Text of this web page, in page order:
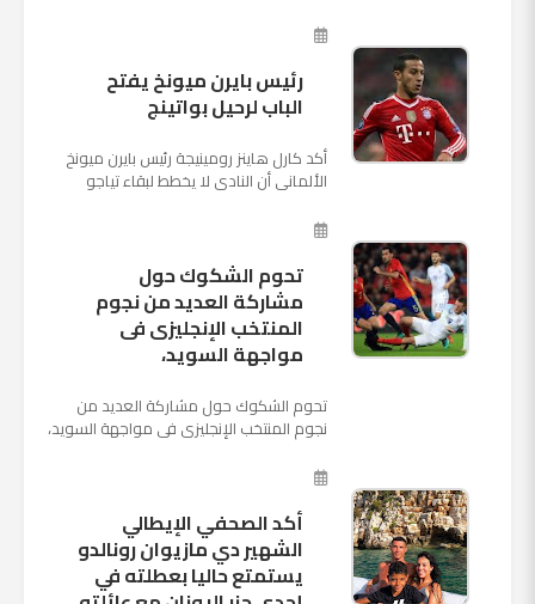
الثالثة والأ...
رئيس بايرن ميونخ يفتح
الباب لرحيل بواتينج
أكد كارل هاينز رومينيجة رئيس بايرن ميونخ
الألمانى أن النادى لا يخطط لبقاء تياجو
وأنه سيستم...
تحوم الشكوك حول
مشاركة العديد من نجوم
المنتخب الإنجليزى فى
مواجهة السويد،
تحوم الشكوك حول مشاركة العديد من
نجوم المنتخب الإنجليزى فى مواجهة السويد،
ملعب "كوزموس آ...
أكد الصحفي الإيطالي
الشهير دي مازيوان رونالدو
يستمتع حاليا بعطلته في